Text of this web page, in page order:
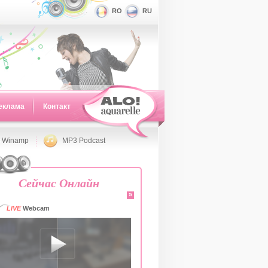
RO RU
Контакт
Winamp MP3 Podcast
Сейчас Онлайн
»
LIVEWebcam